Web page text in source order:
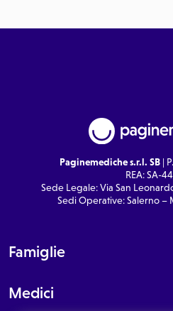
Paginemediche s.r.l. SB|
REA: SA-
Sede Legale: Via San
Sedi Operative: Salerno –
Famiglie
Medici